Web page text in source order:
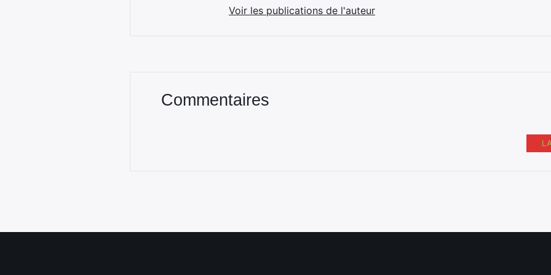
Voir les publications de l'auteur
Commentaires